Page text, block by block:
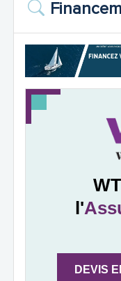
l'
DEVIS